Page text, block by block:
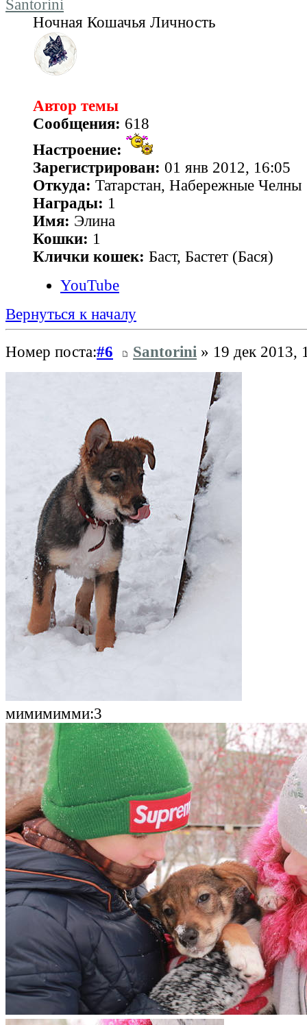
Santorini
Ночная Кошачья Личность
Автор темы
Сообщения: 618
Настроение:
Зарегистрирован: 01 янв 2012, 16:05
Откуда: Татарстан, Набережные Челны
Награды: 1
Имя: Элина
Кошки: 1
Клички кошек: Баст, Бастет (Бася)
YouTube
Вернуться к началу
Номер поста:#6 Santorini » 19 дек 2013,
мимимимми:3